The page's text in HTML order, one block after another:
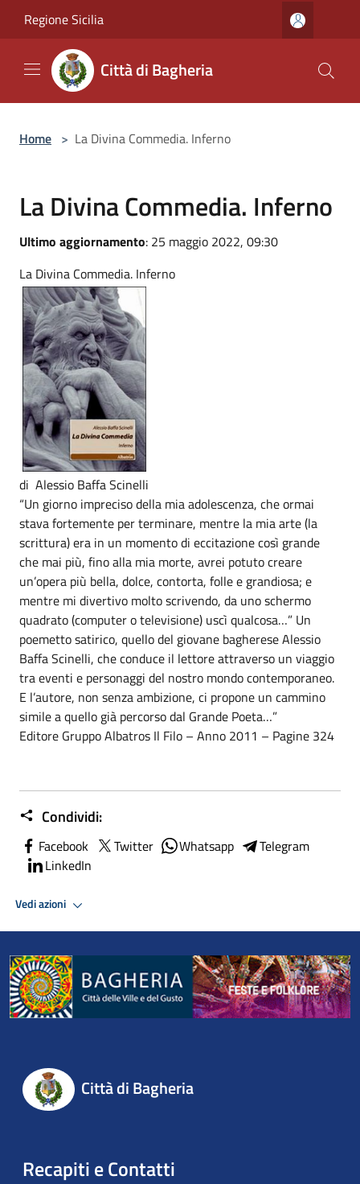
Regione Sicilia
Città di Bagheria
Home > La Divina Commedia. Inferno
La Divina Commedia. Inferno
Ultimo aggiornamento: 25 maggio 2022, 09:30
La Divina Commedia. Inferno
di Alessio Baffa Scinelli
“Un giorno impreciso della mia adolescenza, che ormai
stava fortemente per terminare, mentre la mia arte (la
scrittura) era in un momento di eccitazione così grande
che mai più, fino alla mia morte, avrei potuto creare
un’opera più bella, dolce, contorta, folle e grandiosa; e
mentre mi divertivo molto scrivendo, da uno schermo
quadrato (computer o televisione) uscì qualcosa…” Un
poemetto satirico, quello del giovane bagherese Alessio
Baffa Scinelli, che conduce il lettore attraverso un viaggio
tra eventi e personaggi del nostro mondo contemporaneo.
E l’autore, non senza ambizione, ci propone un cammino
simile a quello già percorso dal Grande Poeta…”
Editore Gruppo Albatros Il Filo – Anno 2011 – Pagine 324
Condividi:
Facebook Twitter Whatsapp
Telegram
LinkedIn
Vedi azioni
Città di Bagheria
Recapiti e Contatti